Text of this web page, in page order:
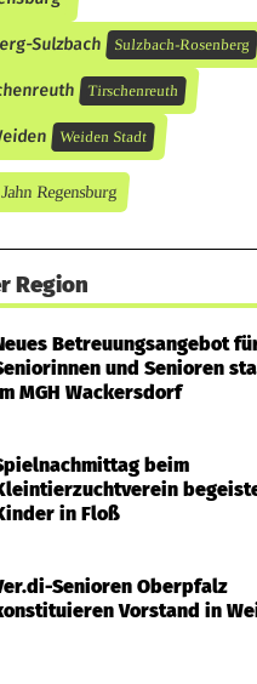
Sulzbach Sulzbach-Rosenberg
Tirschenreuth
Weiden Stadt
Regensburg
Region
Betreuungsangebot
und Senioren
MGH Wackersdorf
beim
in Floß
Senioren Oberpfalz
Vorstand in